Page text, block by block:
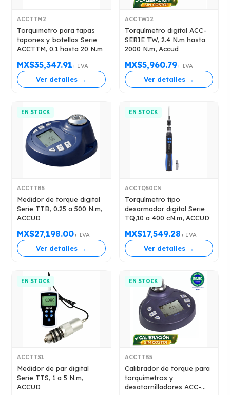
ACCTTM2
Torquimetro para tapas
tapones y botellas Serie
ACCTTM, 0.1 hasta 20 N.m
MX$35,347.91+ IVA
Ver detalles →
ACCTW12
Torquímetro digital ACC-
SERIE TW, 2.4 N.m hasta
2000 N.m, Accud
MX$5,960.79+ IVA
Ver detalles →
EN STOCK
ACCTTB5
Medidor de torque digital
Serie TTB, 0.25 a 500 N.m,
ACCUD
MX$27,198.00+ IVA
Ver detalles →
EN STOCK
ACCTQ50CN
Torquímetro tipo
desarmador digital Serie
TQ,10 a 400 cN.m, ACCUD
MX$17,549.28+ IVA
Ver detalles →
EN STOCK
ACCTTS1
Medidor de par digital
Serie TTS, 1 a 5 N.m,
ACCUD
EN STOCK
ACCTTB5
Calibrador de torque para
torquímetros y
desatornilladores ACC-